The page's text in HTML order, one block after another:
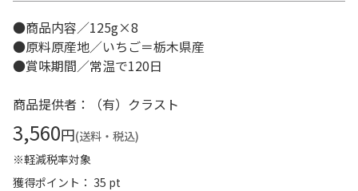
●商品内容／125g×8
●原料原産地／いちご＝栃木県産
●賞味期間／常温で120日
商品提供者：（有）クラスト
3,560円(送料・税込)
※軽減税率対象
獲得ポイント： 35 pt